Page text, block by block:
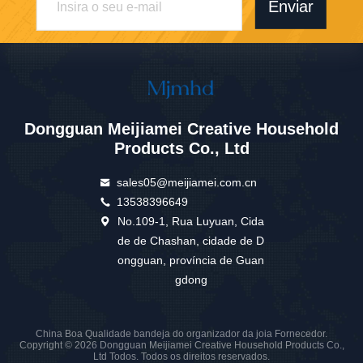
Enviar
Dongguan Meijiamei Creative Household
Products Co., Ltd
sales05@meijiamei.com.cn
13538396649
No.109-1, Rua Luyuan, Cida
de de Chashan, cidade de D
ongguan, província de Guan
gdong
China Boa Qualidade bandeja do organizador da joia Fornecedor.
Copyright © 2026 Dongguan Meijiamei Creative Household Products Co.,
Ltd Todos. Todos os direitos reservados.